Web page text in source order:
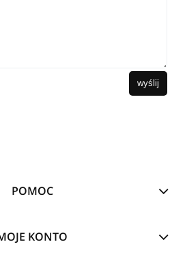
wyślij
POMOC
KONTO